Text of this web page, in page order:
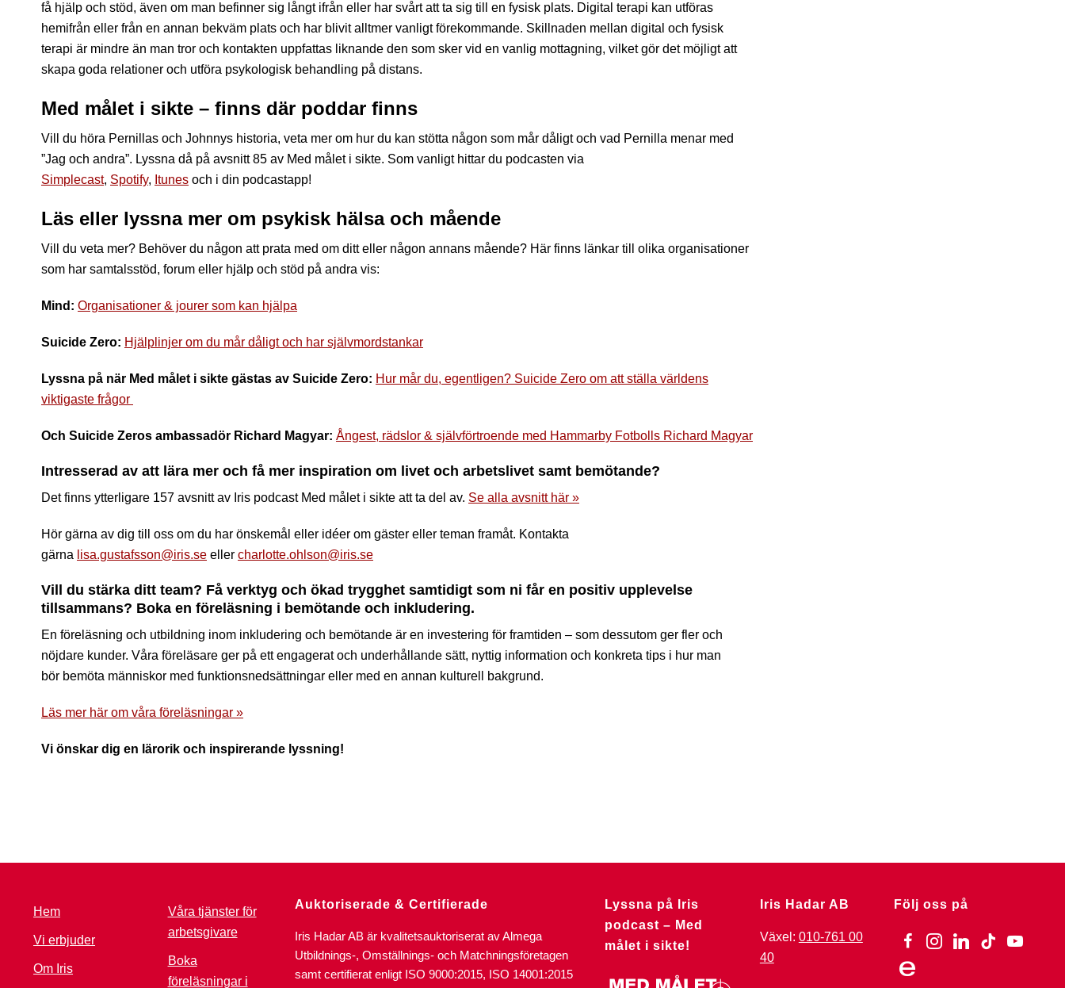
få hjälp och stöd, även om man befinner sig långt ifrån eller har svårt att ta sig till en fysisk plats. Digital terapi kan utföras
hemifrån eller från en annan bekväm plats och har blivit alltmer vanligt förekommande. Skillnaden mellan digital och fysisk
terapi är mindre än man tror och kontakten uppfattas liknande den som sker vid en vanlig mottagning, vilket gör det möjligt att
skapa goda relationer och utföra psykologisk behandling på distans.
Med målet i sikte – finns där poddar finns
Vill du höra Pernillas och Johnnys historia, veta mer om hur du kan stötta någon som mår dåligt och vad Pernilla menar med
”Jag och andra”. Lyssna då på avsnitt 85 av Med målet i sikte. Som vanligt hittar du podcasten via
Simplecast, Spotify, Itunes och i din podcastapp!
Läs eller lyssna mer om psykisk hälsa och mående
Vill du veta mer? Behöver du någon att prata med om ditt eller någon annans mående? Här finns länkar till olika organisationer
som har samtalsstöd, forum eller hjälp och stöd på andra vis:
Mind: Organisationer & jourer som kan hjälpa
Suicide Zero: Hjälplinjer om du mår dåligt och har självmordstankar
Lyssna på när Med målet i sikte gästas av Suicide Zero: Hur mår du, egentligen? Suicide Zero om att ställa världens
viktigaste frågor
Och Suicide Zeros ambassadör Richard Magyar: Ångest, rädslor & självförtroende med Hammarby Fotbolls Richard Magyar
Intresserad av att lära mer och få mer inspiration om livet och arbetslivet samt bemötande?
Det finns ytterligare 157 avsnitt av Iris podcast Med målet i sikte att ta del av. Se alla avsnitt här »
Hör gärna av dig till oss om du har önskemål eller idéer om gäster eller teman framåt. Kontakta
gärna lisa.gustafsson@iris.se eller charlotte.ohlson@iris.se
Vill du stärka ditt team? Få verktyg och ökad trygghet samtidigt som ni får en positiv upplevelse
tillsammans? Boka en föreläsning i bemötande och inkludering.
En föreläsning och utbildning inom inkludering och bemötande är en investering för framtiden – som dessutom ger fler och
nöjdare kunder. Våra föreläsare ger på ett engagerat och underhållande sätt, nyttig information och konkreta tips i hur man
bör bemöta människor med funktionsnedsättningar eller med en annan kulturell bakgrund.
Läs mer här om våra föreläsningar »
Vi önskar dig en lärorik och inspirerande lyssning!
Hem
Vi erbjuder
Om Iris
Våra tjänster för
arbetsgivare
Boka
föreläsningar i
Auktoriserade & Certifierade
Iris Hadar AB är kvalitetsauktoriserat av Almega
Utbildnings-, Omställnings- och Matchningsföretagen
samt certifierat enligt ISO 9000:2015, ISO 14001:2015
Lyssna på Iris
podcast – Med
målet i sikte!
Iris Hadar AB
Växel: 010-761 00
40
Följ oss på
facebookinstagramlinkedin
tiktok youtube
ebay